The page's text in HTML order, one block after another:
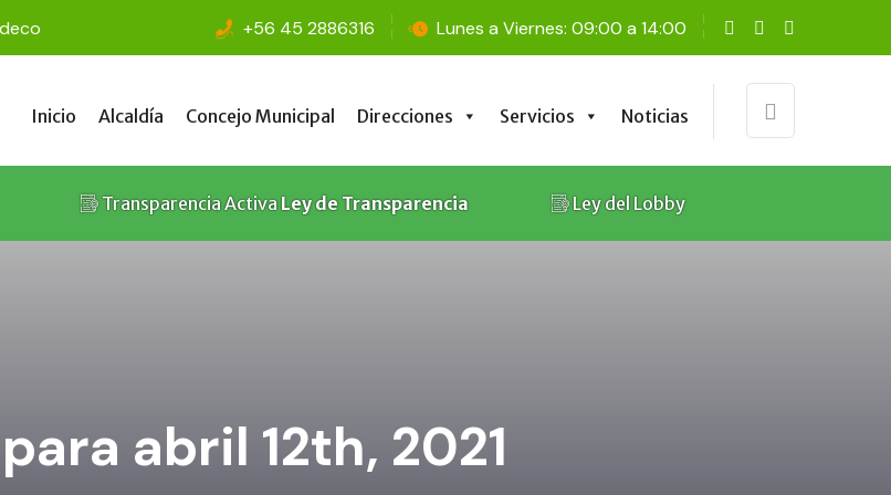
+56 45 2886316 Lunes a Viernes: 09:00 a 14:00
Inicio Alcaldía Concejo Municipal Direcciones Servicios Noticias
Transparencia ActivaLey de Transparencia Ley del Lobby
Inicio Alcaldía Concejo Municipal Direcciones Servicios Noticias
abril 12th, 2021